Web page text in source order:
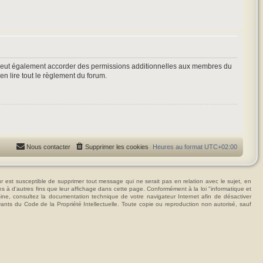
également accorder des permissions additionnelles aux membres du
lire tout le règlement du forum.
Heures au formatUTC+02:00
Supprimer les cookies
Nous contacter
susceptible de supprimer tout message qui ne serait pas en relation avec le sujet, en
à d'autres fins que leur affichage dans cette page. Conformément à la loi "informatique et
consultez la documentation technique de votre navigateur Internet afin de désactiver
du Code de la Propriété Intellectuelle. Toute copie ou reproduction non autorisé, sauf